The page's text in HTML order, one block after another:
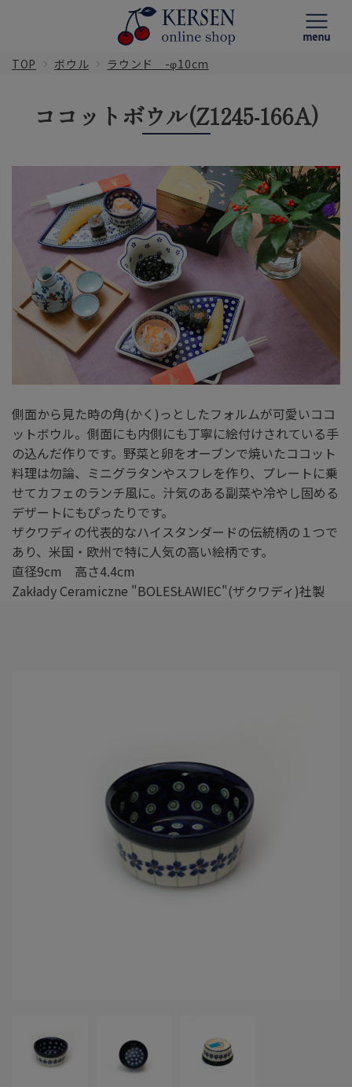
TOP ボウル ラウンド -φ10cm
ココットボウル(Z1245-166A)
側面から見た時の角(かく)っとしたフォルムが可愛いココ
ットボウル。側面にも内側にも丁寧に絵付けされている手
の込んだ作りです。野菜と卵をオーブンで焼いたココット
料理は勿論、ミニグラタンやスフレを作り、プレートに乗
せてカフェのランチ風に。汁気のある副菜や冷やし固める
デザートにもぴったりです。
ザクワディの代表的なハイスタンダードの伝統柄の１つで
あり、米国・欧州で特に人気の高い絵柄です。
直径9cm 高さ4.4cm
Zakłady Ceramiczne "BOLESŁAWIEC"(ザクワディ)社製